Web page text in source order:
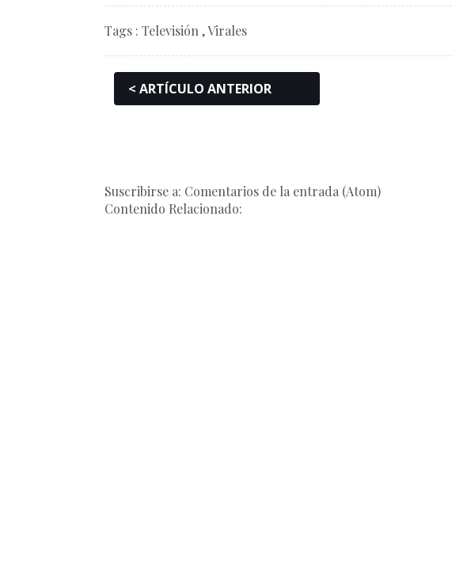
Tags : Televisión ,Virales
< ARTÍCULO ANTERIOR
Suscribirse a: Comentarios de la entrada (Atom)
Contenido Relacionado: